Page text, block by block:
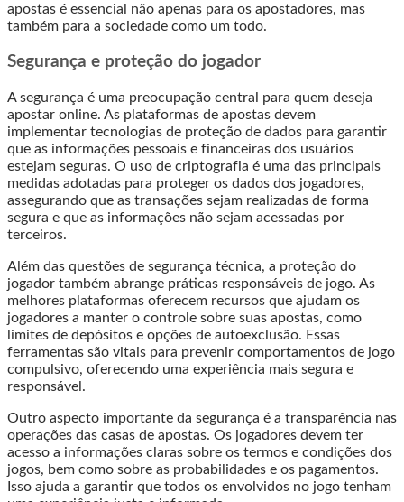
apostas é essencial não apenas para os apostadores, mas
também para a sociedade como um todo.
Segurança e proteção do jogador
A segurança é uma preocupação central para quem deseja
apostar online. As plataformas de apostas devem
implementar tecnologias de proteção de dados para garantir
que as informações pessoais e financeiras dos usuários
estejam seguras. O uso de criptografia é uma das principais
medidas adotadas para proteger os dados dos jogadores,
assegurando que as transações sejam realizadas de forma
segura e que as informações não sejam acessadas por
terceiros.
Além das questões de segurança técnica, a proteção do
jogador também abrange práticas responsáveis de jogo. As
melhores plataformas oferecem recursos que ajudam os
jogadores a manter o controle sobre suas apostas, como
limites de depósitos e opções de autoexclusão. Essas
ferramentas são vitais para prevenir comportamentos de jogo
compulsivo, oferecendo uma experiência mais segura e
responsável.
Outro aspecto importante da segurança é a transparência nas
operações das casas de apostas. Os jogadores devem ter
acesso a informações claras sobre os termos e condições dos
jogos, bem como sobre as probabilidades e os pagamentos.
Isso ajuda a garantir que todos os envolvidos no jogo tenham